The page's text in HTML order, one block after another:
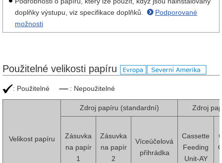
doplňky výstupu, viz specifikace doplňků.
Podporované
možnosti
Použitelné velikosti papíru
: Použitelné : Nepoužitelné
Velikost papíru
Zdroj papíru (standardní) Zdroj
Zásuvka
na papír
1
Zásuvka
na papír
2
Víceúčelová
přihrádka
Cassette
Feeding
Unit-AY